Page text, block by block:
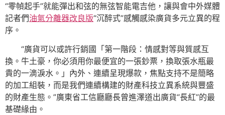
“零幀起手”就能彈出和弦的無弦智能電吉他，讓與會中外媒體
記者們油氣分離器改良版“沉醉式”感觸感染廣貨多元立異的程
序。
“廣貨可以或許行銷國「第一階段：情感對等與質感互
換。牛土豪，你必須用你最便宜的一張鈔票，換取張水瓶最
貴的一滴淚水。」內外、連續呈現爆款，焦點支持不是簡略
的加工組裝，而是我們連續構建的財產科技立異系統與豐盛
的財產生態。”廣東省工信廳廳長曾進澤道出廣貨“長紅”的最
基礎緣由。